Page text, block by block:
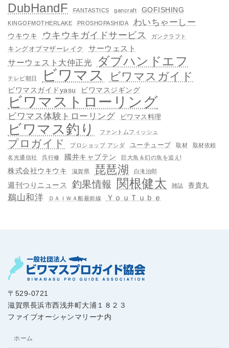
DubHandF FANTASTICS gancraft GOFISHING
KINGOFMOTHERLAKE PROSHOPASHIDA わいちゃーしー
ウキウキ ウキウキガイドサービス ガンクラフト
キングオブマザーレイク
サーウェスト
サーウェスト大仲正光
ダブハンドエフ
テレビ朝日 ビワマス ビワマスガイド
ビワマスガイドyasu ビワマスジギング
ビワマストローリング
ビワマス体験トローリング ビワマス料理
ビワマス釣り ファントムフィッシュ
プロガイド プロショップ アシダ ユーチューブ 取材
取材依頼
名光通信社
呉行修 國井キャプテン 巨大魚＆幻の魚を追え!
株式会社ウキウキ 滋賀県 琵琶湖 白滝治郎
週刊つりニュース 釣果情報 関根健太 雑誌 香貴丸
鵜山和洋 ＤＡＩＷＡ船最前線 ＹｏｕＴｕｂｅ
〒529-0721
滋賀県長浜市西浅井町大浦１８２３
ファイブオーシャンマリーナ内
ホーム